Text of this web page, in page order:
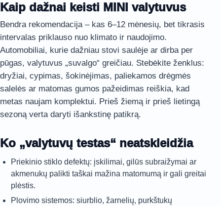
Kaip dažnai keisti MINI valytuvus
Bendra rekomendacija – kas 6–12 mėnesių, bet tikrasis
intervalas priklauso nuo klimato ir naudojimo.
Automobiliai, kurie dažniau stovi saulėje ar dirba per
pūgas, valytuvus „suvalgo“ greičiau. Stebėkite ženklus:
dryžiai, cypimas, šokinėjimas, paliekamos drėgmės
salelės ar matomas gumos pažeidimas reiškia, kad
metas naujam komplektui. Prieš žiemą ir prieš lietingą
sezoną verta daryti išankstinę patikrą.
Ko „valytuvų testas“ neatskleidžia
Priekinio stiklo defektų: įskilimai, gilūs subraižymai ar
akmenukų palikti taškai mažina matomumą ir gali greitai
plėstis.
Plovimo sistemos: siurblio, žarnelių, purkštukų